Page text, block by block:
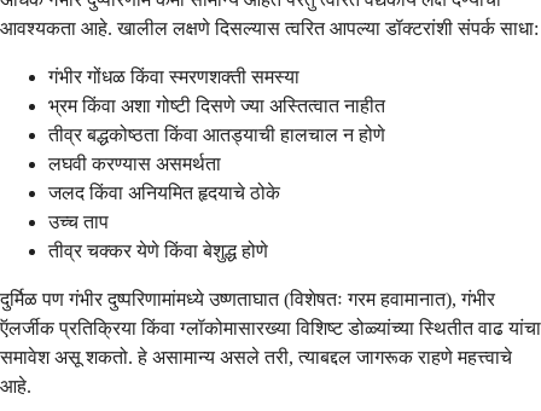
आवश्यकता आहे. खालील लक्षणे दिसल्यास त्वरित आपल्या डॉक्टरांशी संपर्क साधा:
गंभीर गोंधळ किंवा स्मरणशक्ती समस्या
भ्रम किंवा अशा गोष्टी दिसणे ज्या अस्तित्वात नाहीत
तीव्र बद्धकोष्ठता किंवा आतड्याची हालचाल न होणे
लघवी करण्यास असमर्थता
जलद किंवा अनियमित हृदयाचे ठोके
उच्च ताप
तीव्र चक्कर येणे किंवा बेशुद्ध होणे
दुर्मिळ पण गंभीर दुष्परिणामांमध्ये उष्णताघात (विशेषतः गरम हवामानात), गंभीर
ऍलर्जीक प्रतिक्रिया किंवा ग्लॉकोमासारख्या विशिष्ट डोळ्यांच्या स्थितीत वाढ यांचा
समावेश असू शकतो. हे असामान्य असले तरी, त्याबद्दल जागरूक राहणे महत्त्वाचे
आहे.